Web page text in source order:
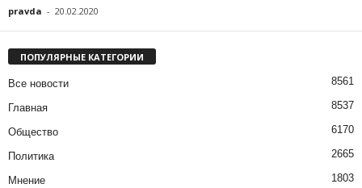
pravda - 20.02.2020
ПОПУЛЯРНЫЕ КАТЕГОРИИ
Все новости 8561
Главная 8537
Общество 6170
Политика 2665
Мнение 1803